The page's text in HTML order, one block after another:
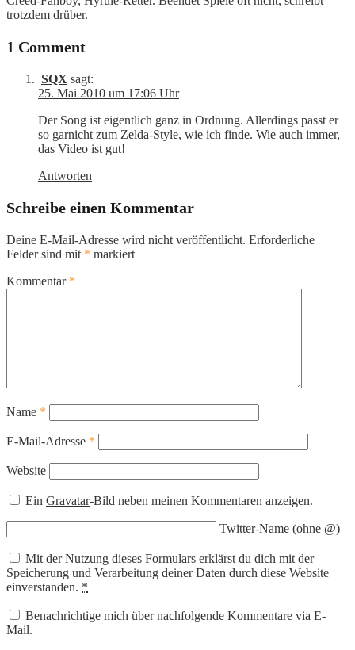
trotzdem drüber.
1 Comment
SQX sagt:
25. Mai 2010 um 17:06 Uhr
Der Song ist eigentlich ganz in Ordnung. Allerdings passt er
so garnicht zum Zelda-Style, wie ich finde. Wie auch immer,
das Video ist gut!
Antworten
Schreibe einen Kommentar
Deine E-Mail-Adresse wird nicht veröffentlicht. Erforderliche
Felder sind mit * markiert
Kommentar *
Name *
E-Mail-Adresse *
Website
EinGravatar-Bild neben meinen Kommentaren anzeigen.
Twitter-Name (ohne @)
Mit der Nutzung dieses Formulars erklärst du dich mit der
Speicherung und Verarbeitung deiner Daten durch diese Website
einverstanden. *
Benachrichtige mich über nachfolgende Kommentare via E-
Mail.